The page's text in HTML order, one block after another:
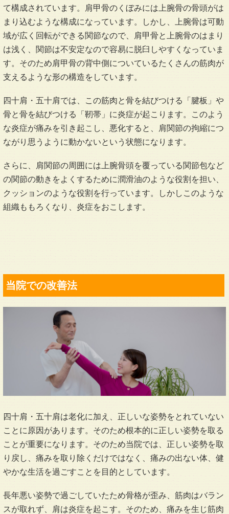
て構成されています。肩甲骨のくぼみには上腕骨の骨頭がは
まり込むような構成になっています。しかし、上腕骨は可動
域が広く回転ができる関節なので、肩甲骨と上腕骨のはまり
は浅く、関節は不安定なので容易に脱臼しやすくなっていま
す。そのため肩甲骨の背中側についているたくさんの筋肉が
支えるような形の構造をしています。
四十肩・五十肩では、この筋肉と骨を結びつける「腱板」や
骨と骨を結びつける「靭帯」に炎症が起こります。このよう
な炎症が痛みを引き起こし、悪化すると、肩関節の拘縮につ
ながり思うように動かないという状態になります。
さらに、肩関節の周囲には上腕骨頭を覆っている関節包など
の関節の動きをよくするために潤滑油のような役割を担い、
クッションのような役割を行っています。しかしこのような
組織ももろくなり、炎症をおこします。
当院での改善法
四十肩・五十肩は老化に加え、正しいな姿勢をとれていない
ことに原因があります。そのため根本的に正しい姿勢を取る
ことが重要になります。そのため当院では、正しい姿勢を取
り戻し、痛みを取り除くだけではなく、痛みの出ない体、健
やかな生活を過ごすことを目的としています。
長年悪い姿勢で過ごしていたため骨格が歪み、筋肉はバラン
スが取れず、肩は炎症を起こす。そのため、痛みを生じ筋肉